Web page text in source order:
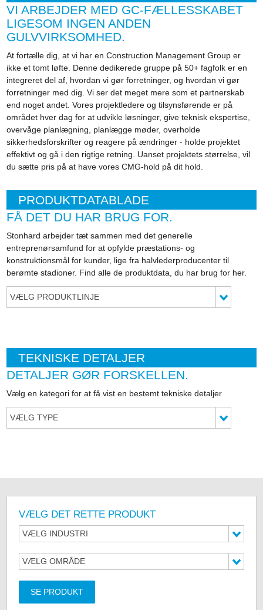
VI ARBEJDER MED GC-FÆLLESSKABET
LIGESOM INGEN ANDEN
GULVVIRKSOMHED.
At fortælle dig, at vi har en Construction Management Group er
ikke et tomt løfte. Denne dedikerede gruppe på 50+ fagfolk er en
integreret del af, hvordan vi gør forretninger, og hvordan vi gør
forretninger med dig. Vi ser det meget mere som et partnerskab
end noget andet. Vores projektledere og tilsynsførende er på
området hver dag for at udvikle løsninger, give teknisk ekspertise,
overvåge planlægning, planlægge møder, overholde
sikkerhedsforskrifter og reagere på ændringer - holde projektet
effektivt og gå i den rigtige retning. Uanset projektets størrelse, vil
du sætte pris på at have vores CMG-hold på dit hold.
PRODUKTDATABLADE
FÅ DET DU HAR BRUG FOR.
Stonhard arbejder tæt sammen med det generelle
entreprenørsamfund for at opfylde præstations- og
konstruktionsmål for kunder, lige fra halvlederproducenter til
berømte stadioner. Find alle de produktdata, du har brug for her.
VÆLG PRODUKTLINJE
TEKNISKE DETALJER
DETALJER GØR FORSKELLEN.
Vælg en kategori for at få vist en bestemt tekniske detaljer
VÆLG TYPE
VÆLG DET RETTE PRODUKT
VÆLG INDUSTRI
VÆLG OMRÅDE
SE PRODUKT